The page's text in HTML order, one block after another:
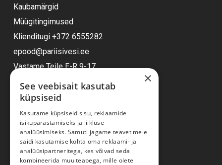
Kaubamärgid
Müügitingimused
Klienditugi +372 6555282
epood@pariisivesi.ee
Vastame Teile E-R 9-17
Ostuabi
Kauba kohaletoimetamine
Toodete tellimine
Maksmine
×
See veebisait kasutab
küpsiseid
Kasutame küpsiseid sisu, reklaamide
isikupärastamiseks ja liikluse
analüüsimiseks. Samuti jagame teavet meie
saidi kasutamise kohta oma reklaami- ja
analüüsipartneritega, kes võivad seda
kombineerida muu teabega, mille olete